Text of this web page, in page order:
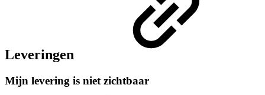
Leveringen
Mijn levering is niet zichtbaar